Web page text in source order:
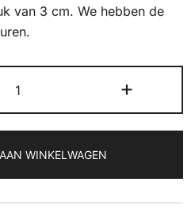
van 3 cm. We hebben de
seashell
wit
+
WINKELWAGEN